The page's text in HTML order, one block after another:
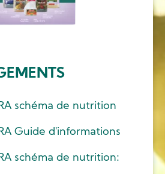
schéma de nutrition
Guide d'informations
schéma de nutrition: